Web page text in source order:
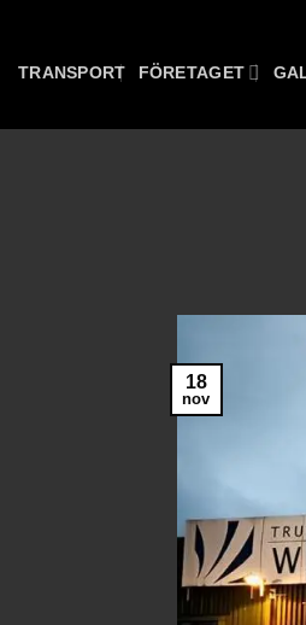
content
TRANSPORT FÖRETAGET
18
nov